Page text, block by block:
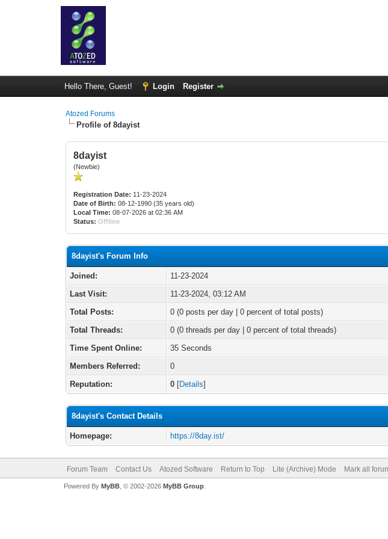
Hello There, Guest! Login Register
Atozed Forums
Profile of 8dayist
8dayist
(Newbie)
Registration Date: 11-23-2024
Date of Birth: 08-12-1990 (35 years old)
Local Time: 08-07-2026 at 02:36 AM
Status: Offline
8dayist's Forum Info
Joined:
11-23-2024
Last Visit:
11-23-2024, 03:12 AM
Total Posts:
0 (0 posts per day | 0 percent of total posts)
Total Threads:
0 (0 threads per day | 0 percent of total threads)
Time Spent Online:
35 Seconds
Members Referred:
0
Reputation:
0 [Details]
8dayist's Contact Details
Homepage: https://8day.ist/
Forum Team Contact Us Atozed Software Return to Top Lite (Archive) Mode Mark all
Powered By MyBB, © 2002-2026 MyBB Group.